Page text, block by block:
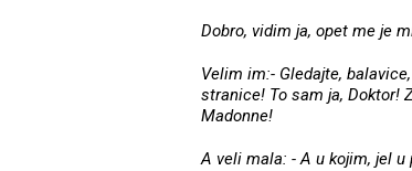
Dobro, vidim ja, opet me je
Velim im:- Gledajte,
stranice! To sam ja, Doktor!
Madonne!
A veli mala: - A u kojim, jel u